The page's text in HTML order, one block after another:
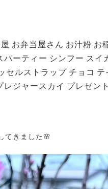
お弁当屋さん お汁粉 お
パーティー シンフー スイ
セルストラップ チョコ テ
レジャースカイ プレゼント
てきました🌸